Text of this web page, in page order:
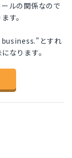
ルの関係なので
す。
とすれ
なります。